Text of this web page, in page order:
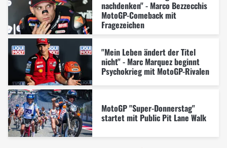
nachdenken" - Marco Bezzecchis
MotoGP-Comeback mit
Fragezeichen
"Mein Leben ändert der Titel
nicht" - Marc Marquez beginnt
Psychokrieg mit MotoGP-Rivalen
MotoGP "Super-Donnerstag"
startet mit Public Pit Lane Walk